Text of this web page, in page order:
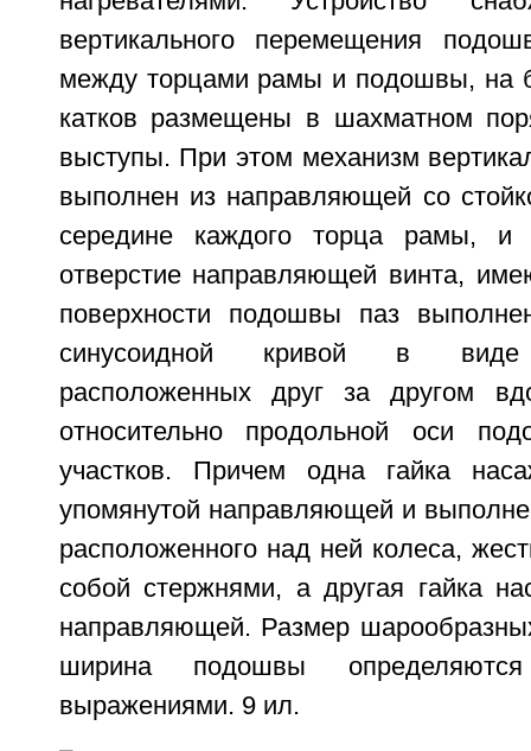
вертикального перемещения
между торцами рамы и подошвы, на
катков размещены в шахматном
выступы. При этом механизм
выполнен из направляющей со
середине каждого торца рамы,
отверстие направляющей винта,
поверхности подошвы паз
синусоидной кривой в виде
расположенных друг за другом
относительно продольной оси
участков. Причем одна гайка
упомянутой направляющей и
расположенного над ней колеса,
собой стержнями, а другая гайка
направляющей. Размер
ширина подошвы определяются
выражениями. 9 ил.